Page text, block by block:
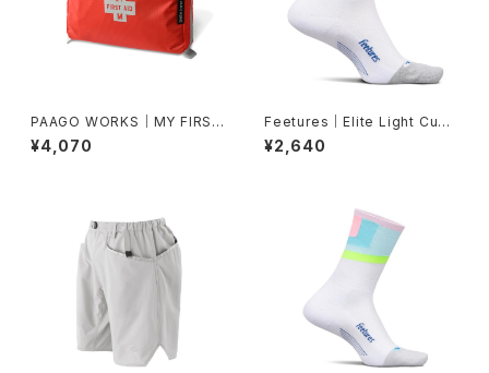
PAAGO WORKS｜MY FIRST
AID （M）
¥4,070
Feetures｜Elite Light Cush
ion Quarter -White Track
¥2,640